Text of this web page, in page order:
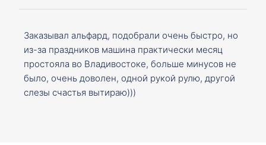
Заказывал альфард, подобрали очень быстро, но
из-за праздников машина практически месяц
простояла во Владивостоке, больше минусов не
было, очень доволен, одной рукой рулю, другой
слезы счастья вытираю)))